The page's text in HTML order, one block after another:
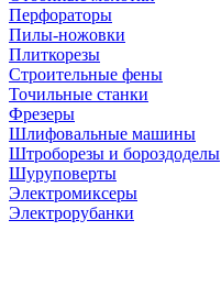
Перфораторы
Пилы-ножовки
Плиткорезы
Строительные фены
Точильные станки
Фрезеры
Шлифовальные машины
Штроборезы и бороздоделы
Шуруповерты
Электромиксеры
Электрорубанки